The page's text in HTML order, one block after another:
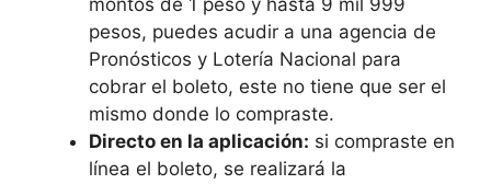
montos de 1 peso y hasta 9 mil 999
pesos, puedes acudir a una agencia de
Pronósticos y Lotería Nacional para
cobrar el boleto, este no tiene que ser el
mismo donde lo compraste.
Directo en la aplicación: si compraste en
línea el boleto, se realizará la